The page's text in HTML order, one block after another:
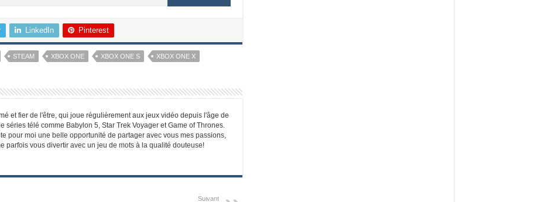
LinkedIn Pinterest
STEAM XBOX ONE XBOX ONE S XBOX ONE X
et fier de l'être, qui joue régulièrement aux jeux vidéo depuis l'âge de
séries télé comme Babylon 5, Star Trek Voyager et Game of Thrones.
pour moi une belle opportunité de partager avec vous mes passions,
parfois vous divertir avec un jeu de mots à la qualité douteuse!
Suivant